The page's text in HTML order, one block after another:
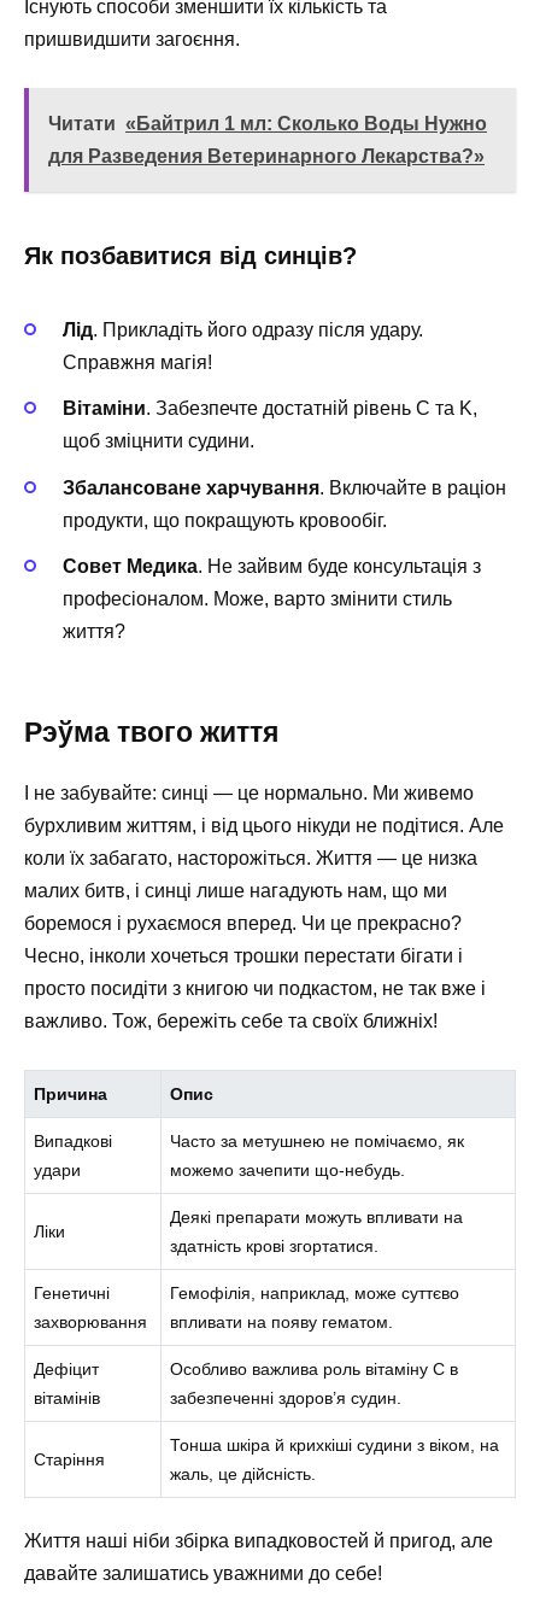
Існують способи зменшити їх кількість та
пришвидшити загоєння.
Читати «Байтрил 1 мл: Сколько Воды Нужно
для Разведения Ветеринарного Лекарства?»
Як позбавитися від синців?
Лід. Прикладіть його одразу після удару.
Справжня магія!
Вітаміни. Забезпечте достатній рівень C та K,
щоб зміцнити судини.
Збалансоване харчування. Включайте в раціон
продукти, що покращують кровообіг.
Совет Медика. Не зайвим буде консультація з
професіоналом. Може, варто змінити стиль
життя?
Рэўма твого життя
І не забувайте: синці — це нормально. Ми живемо
бурхливим життям, і від цього нікуди не подітися. Але
коли їх забагато, насторожіться. Життя — це низка
малих битв, і синці лише нагадують нам, що ми
боремося і рухаємося вперед. Чи це прекрасно?
Чесно, інколи хочеться трошки перестати бігати і
просто посидіти з книгою чи подкастом, не так вже і
важливо. Тож, бережіть себе та своїх ближніх!
Причина Опис
Випадкові
удари
Часто за метушнею не помічаємо, як
можемо зачепити що-небудь.
Ліки
Деякі препарати можуть впливати на
здатність крові згортатися.
Генетичні
захворювання
Гемофілія, наприклад, може суттєво
впливати на появу гематом.
Дефіцит
вітамінів
Особливо важлива роль вітаміну C в
забезпеченні здоров’я судин.
Старіння
Тонша шкіра й крихкіші судини з віком, на
жаль, це дійсність.
Життя наші ніби збірка випадковостей й пригод, але
давайте залишатись уважними до себе!